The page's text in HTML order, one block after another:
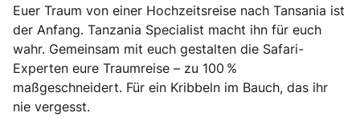
Euer Traum von einer Hochzeitsreise nach Tansania ist
der Anfang. Tanzania Specialist macht ihn für euch
wahr. Gemeinsam mit euch gestalten die Safari-
Experten eure Traumreise – zu 100 %
maßgeschneidert. Für ein Kribbeln im Bauch, das ihr
nie vergesst.